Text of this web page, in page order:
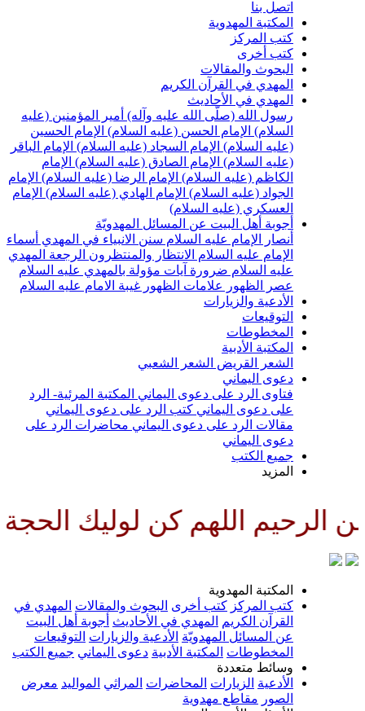
المهدوية
والمقالات
في القرآن الكريم
في الأحاديث
الله (صلّى الله عليه وآله) أمير المؤمنين (عليه
الإمام الحسن (عليه السلام) الإمام الحسين
الإمام السجاد (عليه السلام) الإمام الباقر
الإمام الصادق (عليه السلام) الإمام
(عليه السلام) الإمام الرضا (عليه السلام) الإمام
(عليه السلام) الإمام الهادي (عليه السلام) الإمام
(عليه السلام)
أهل البيت عن المسائل المهدويّة
الإمام عليه السلامسنن الانبياء في المهديأسماء
عليه السلامالانتظار والمنتظرونالرجعةالمهدي
السلام ضرورة آيات مؤولة بالمهدي عليه السلام
علامات الظهورغيبة الامام عليه السلام
والزيارات
الأدبية
الشعر الشعبي
اليماني
الرد على دعوى اليماني المكتبة المرئية- الرد
دعوى اليماني كتب الرد على دعوى اليماني
الرد على دعوى اليماني محاضرات الرد على
كن لوليك الحجة بن
المهدوية
كتب أخرى البحوث والمقالات المهدي في
المهدي في الأحاديث أجوبة أهل البيت
المسائل المهدويّة الأدعية والزيارات التوقيعات
المكتبة الأدبية دعوى اليماني جميع الكتب
متعددة
الزيارات المحاضرات المراثي المواليد معرض
مقاطع مهدوية